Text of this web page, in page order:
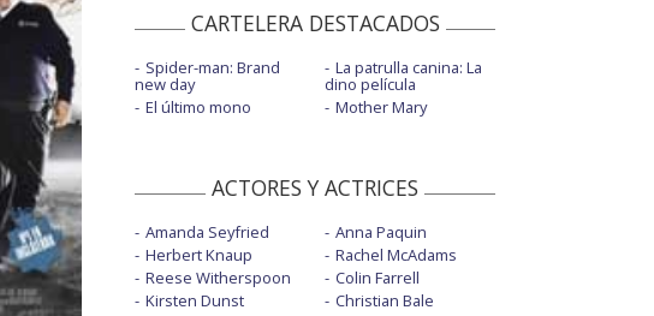
CARTELERA DESTACADOS
Spider-man: Brand
new day
El último mono
La patrulla canina: La
dino película
Mother Mary
ACTORES Y ACTRICES
Amanda Seyfried
Herbert Knaup
Reese Witherspoon
Kirsten Dunst
Anna Paquin
Rachel McAdams
Colin Farrell
Christian Bale